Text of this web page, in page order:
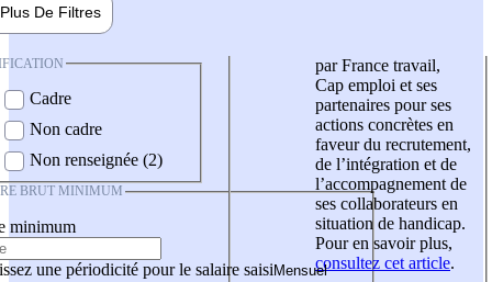
Plus De Filtres
Cadre
Non cadre
Non renseignée (2)
BRUT MINIMUM
minimum
une périodicité pour le salaire saisi
par France travail,
Cap emploi et ses
partenaires pour ses
actions concrètes en
faveur du recrutement,
de l’intégration et de
l’accompagnement de
ses collaborateurs en
situation de handicap.
Pour en savoir plus,
consultez cet article.